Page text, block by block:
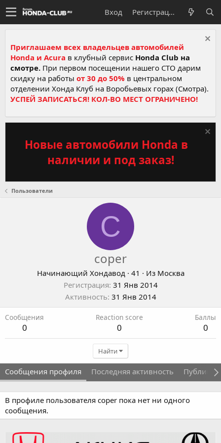
Вход Регистрация
Приглашаем всех владельцев автомобилей
Honda и Acura в клубный сервис Honda Club на
смотре. При первом посещении нашего СТО дарим
скидку на работы от 30 до 50% в центральном
отделении Хонда Клуб на Воробьевых горах (Смотра).
УСПЕЙ ЗАПИСАТЬСЯ! КОЛ-ВО МЕСТ ОГРАНИЧЕНО!
Новые автомобили Honda в
наличии и под заказ!
Пользователи
C
coper
Начинающий Хондавод · 41 · Из Москва
Регистрация 31 Янв 2014
Активность 31 Янв 2014
Сообщения
0
Reaction score
0
Баллы
0
Найти
Сообщения профиля Последняя активность
В профиле пользователя coper пока нет ни одного
сообщения.